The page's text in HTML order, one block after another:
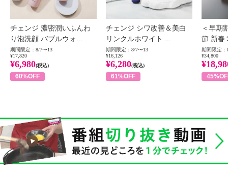
チェンジ 濃密潤いふんわ
り泡洗顔 バブルウォ...
期間限定：8/7〜13
¥17,820
¥6,980(税込)
60%OFF
チェンジ シワ改善＆美白
リンクルホワイト ...
期間限定：8/7〜13
¥16,126
¥6,280(税込)
61%OFF
＜早期
節 新春
期間限定：
¥34,800